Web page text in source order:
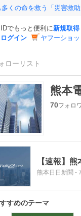
多くの命を救う「災害救
IDでもっと便利に新規取得
ログイン
ヤフーショ
ローリスト
熊本
70フォロ
【速報】
熊本日日新聞 -
すめのテーマ